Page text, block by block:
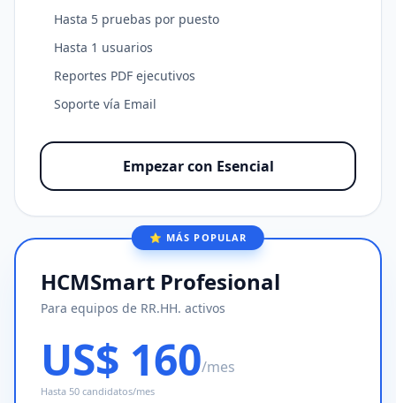
Hasta 5 pruebas por puesto
Hasta 1 usuarios
Reportes PDF ejecutivos
Soporte vía Email
Empezar con Esencial
⭐ MÁS POPULAR
HCMSmart Profesional
Para equipos de RR.HH. activos
US$ 160/mes
Hasta 50 candidatos/mes